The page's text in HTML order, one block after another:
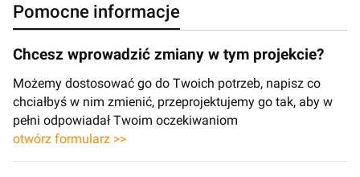
Pomocne informacje
Chcesz wprowadzić zmiany w tym projekcie?
Możemy dostosować go do Twoich potrzeb, napisz co
chciałbyś w nim zmienić, przeprojektujemy go tak, aby w
pełni odpowiadał Twoim oczekiwaniom
otwórz formularz >>